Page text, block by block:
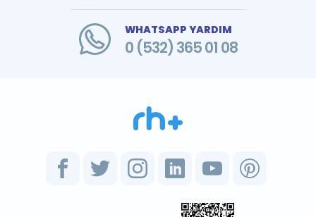
WHATSAPP YARDIM
0 (532) 365 01 08